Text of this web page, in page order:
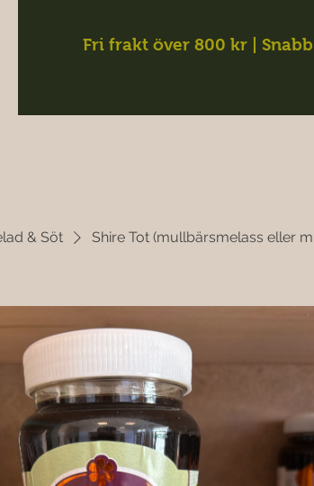
Fri frakt över 800 kr |
& Söt Shire Tot (mullbärsmelass eller